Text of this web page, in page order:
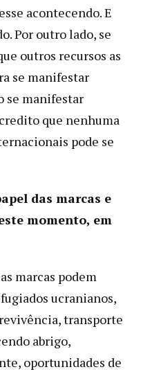
acontecendo. E
Por outro lado, se
outros recursos as
se manifestar
se manifestar
que nenhuma
pode se
das marcas e
momento, em
marcas podem
ucranianos,
transporte
abrigo,
oportunidades de